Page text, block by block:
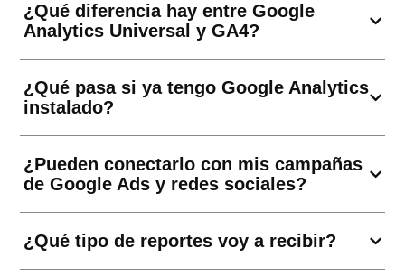
¿Qué diferencia hay entre Google
Analytics Universal y GA4?
¿Qué pasa si ya tengo Google Analytics
instalado?
¿Pueden conectarlo con mis campañas
de Google Ads y redes sociales?
¿Qué tipo de reportes voy a recibir?